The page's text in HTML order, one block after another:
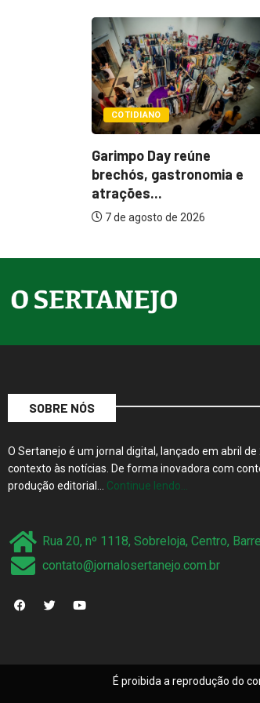
POLÍTICA
Itamar cobra prazo para
melhorias estruturais
7 de agosto de 2026
SOBRE NÓS
O Sertanejo é um jornal digital, lançado em abril
contexto às notícias. De forma inovadora com
produção editorial… Continue lendo…
Rua 20, nº 1118, Sobreloja, Centro,
contato@jornalosertanejo.com.br
É proibida a reprodução do